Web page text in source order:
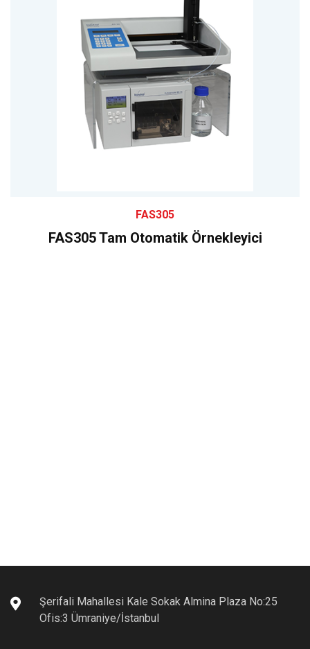
FAS305
FAS305 Tam Otomatik Örnekleyici
Şerifali Mahallesi Kale Sokak Almina Plaza No:25
Ofis:3 Ümraniye/İstanbul